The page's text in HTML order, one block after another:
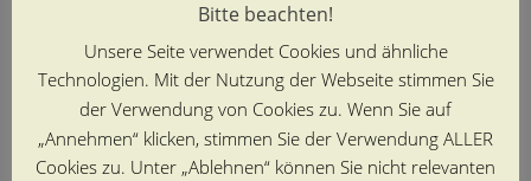
Bitte beachten!
Unsere Seite verwendet Cookies und ähnliche
Technologien. Mit der Nutzung der Webseite stimmen Sie
der Verwendung von Cookies zu. Wenn Sie auf
„Annehmen“ klicken, stimmen Sie der Verwendung ALLER
Cookies zu. Unter „Ablehnen“ können Sie nicht relevanten